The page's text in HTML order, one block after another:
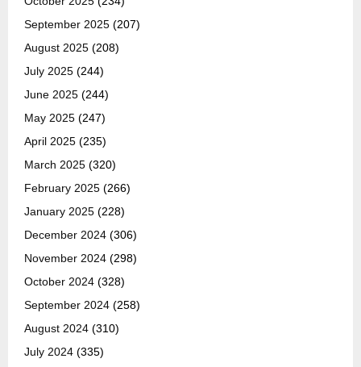
September 2025 (207)
August 2025 (208)
July 2025 (244)
June 2025 (244)
May 2025 (247)
April 2025 (235)
March 2025 (320)
February 2025 (266)
January 2025 (228)
December 2024 (306)
November 2024 (298)
October 2024 (328)
September 2024 (258)
August 2024 (310)
July 2024 (335)